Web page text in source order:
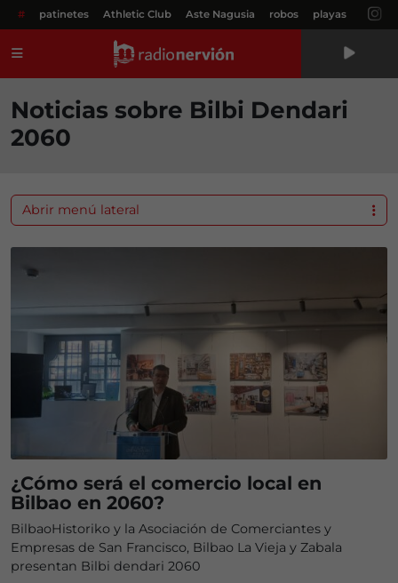
# patinetes Athletic Club Aste Nagusia robos playas
Noticias sobre Bilbi Dendari
2060
¿Cómo será el comercio local en
Bilbao en 2060?
BilbaoHistoriko y la Asociación de Comerciantes y
Empresas de San Francisco, Bilbao La Vieja y Zabala
presentan Bilbi dendari 2060
Abrir menú lateral